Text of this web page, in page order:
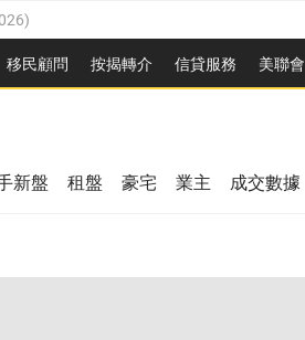
)
)
)
移民顧問 按揭轉介 信貸服務 美聯會
新盤 租盤 豪宅 業主 成交數據